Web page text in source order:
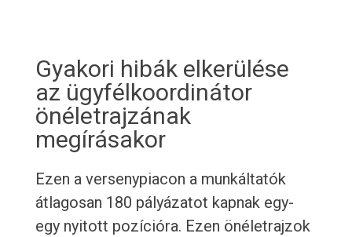
Gyakori hibák elkerülése
az ügyfélkoordinátor
önéletrajzának
megírásakor
Ezen a versenypiacon a munkáltatók
átlagosan 180 pályázatot kapnak egy-
egy nyitott pozícióra. Ezen önéletrajzok